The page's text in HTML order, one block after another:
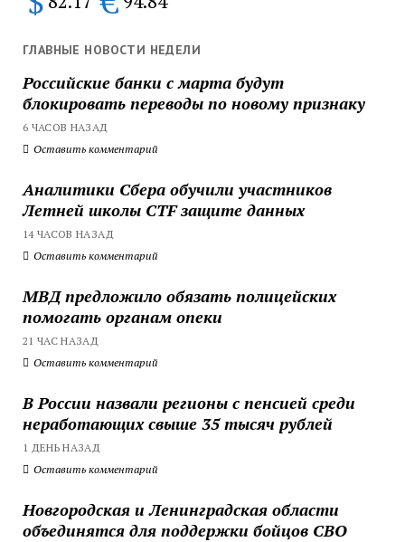
ГЛАВНЫЕ НОВОСТИ НЕДЕЛИ
Российские банки с марта будут
блокировать переводы по новому признаку
6 ЧАСОВ НАЗАД
Оставить комментарий
Аналитики Сбера обучили участников
Летней школы CTF защите данных
14 ЧАСОВ НАЗАД
Оставить комментарий
МВД предложило обязать полицейских
помогать органам опеки
21 ЧАС НАЗАД
Оставить комментарий
В России назвали регионы с пенсией среди
неработающих свыше 35 тысяч рублей
1 ДЕНЬ НАЗАД
Оставить комментарий
Новгородская и Ленинградская области
объединятся для поддержки бойцов СВО